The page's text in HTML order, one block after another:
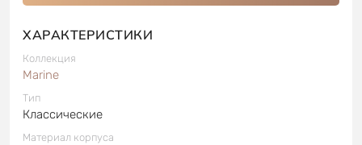
ХАРАКТЕРИСТИКИ
Коллекция
Marine
Тип
Классические
Материал корпуса